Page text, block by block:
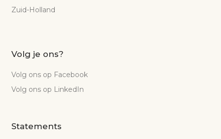
Zuid-Holland
Volg je ons?
Volg ons op Facebook
Volg ons op LinkedIn
Statements